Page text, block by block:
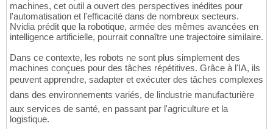
machines, cet outil a ouvert des perspectives inédites pour
l'automatisation et l'efficacité dans de nombreux secteurs.
Nvidia prédit que la robotique, armée des mêmes avancées en
intelligence artificielle, pourrait connaître une trajectoire similaire.
Dans ce contexte, les robots ne sont plus simplement des
machines conçues pour des tâches répétitives. Grâce à l'IA, ils
peuvent apprendre, sadapter et exécuter des tâches complexes
dans des environnements variés, de lindustrie manufacturière
aux services de santé, en passant par l'agriculture et la
logistique.